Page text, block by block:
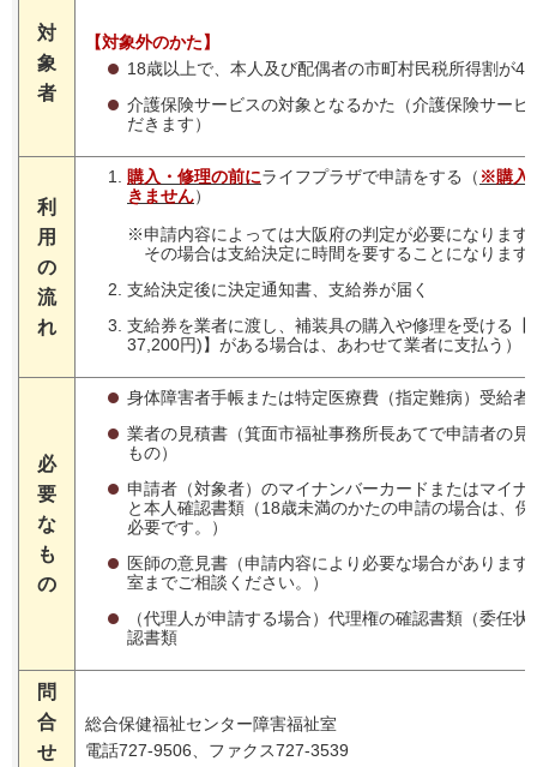
対
象
者
【対象外のかた】
18歳以上で、本人及び配偶者の市町村民税所得割が
介護保険サービスの対象となるかた（介護保険サー
だきます）
利
用
の
流
れ
購入・修理の前にライフプラザで申請をする（ ※購入
きません）
※申請内容によっては大阪府の判定が必要になります
その場合は支給決定に時間を要することになります
支給決定後に決定通知書、支給券が届く
支給券を業者に渡し、補装具の購入や修理を受ける
37,200円)】がある場合は、あわせて業者に支払う）
必
要
な
も
の
身体障害者手帳または特定医療費（指定難病）受給者
業者の見積書（箕面市福祉事務所長あてで申請者の
もの）
申請者（対象者）のマイナンバーカードまたはマイ
と本人確認書類（18歳未満のかたの申請の場合は、
必要です。）
医師の意見書（申請内容により必要な場合がありま
室までご相談ください。）
（代理人が申請する場合）代理権の確認書類（委任
認書類
問
合
せ
総合保健福祉センター障害福祉室
電話727-9506、ファクス727-3539